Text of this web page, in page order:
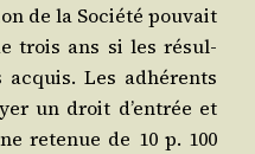
de la Socié­té pou­vait
trois ans si les résul­
acquis. Les adhé­rents
un droit d’entrée et
rete­nue de 10 p. 100